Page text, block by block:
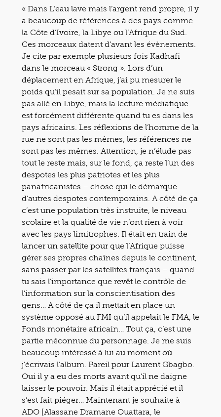
« Dans L’eau lave mais l’argent rend propre, il y
a beaucoup de références à des pays comme
la Côte d’Ivoire, la Libye ou l’Afrique du Sud.
Ces morceaux datent d’avant les évènements.
Je cite par exemple plusieurs fois Kadhafi
dans le morceau « Strong ». Lors d’un
déplacement en Afrique, j’ai pu mesurer le
poids qu’il pesait sur sa population. Je ne suis
pas allé en Libye, mais la lecture médiatique
est forcément différente quand tu es dans les
pays africains. Les réflexions de l’homme de la
rue ne sont pas les mêmes, les références ne
sont pas les mêmes. Attention, je n’élude pas
tout le reste mais, sur le fond, ça reste l’un des
despotes les plus patriotes et les plus
panafricanistes – chose qui le démarque
d’autres despotes contemporains. A côté de ça
c’est une population très instruite, le niveau
scolaire et la qualité de vie n’ont rien à voir
avec les pays limitrophes. Il était en train de
lancer un satellite pour que l’Afrique puisse
gérer ses propres chaînes depuis le continent,
sans passer par les satellites français – quand
tu sais l’importance que revêt le contrôle de
l’information sur la conscientisation des
gens… A côté de ça il mettait en place un
système opposé au FMI qu’il appelait le FMA, le
Fonds monétaire africain… Tout ça, c’est une
partie méconnue du personnage. Je me suis
beaucoup intéressé à lui au moment où
j’écrivais l’album. Pareil pour Laurent Gbagbo.
Oui il y a eu des morts avant qu’il ne daigne
laisser le pouvoir. Mais il était apprécié et il
s’est fait piéger… Maintenant je souhaite à
ADO [Alassane Dramane Ouattara, le